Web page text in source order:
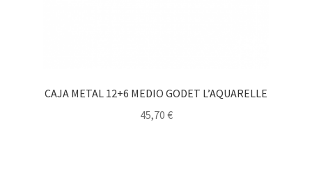
CAJA METAL 12+6 MEDIO GODET L’AQUARELLE
45,70 €